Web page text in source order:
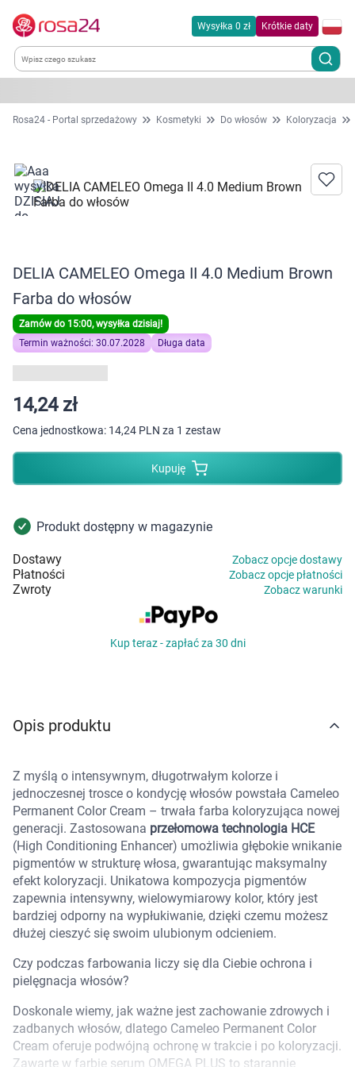
Korzystamy z plików cookies w celu
Wysyłka 0 zł Krótkie daty
Kategorie
Dla zwierząt
Zdrowie
Kobieta w ciąży i mama
Dziecko
Higiena
Kosmetyki
Mężczyzna
Zdrowy styl życia
Zabawki
Marki
Rosa24 - Portal sprzedażowy Kosmetyki Do włosów Koloryzacja
DELIA CAMELEO Omega II 4.0 Medium Brown
Farba do włosów
Zamów do 15:00, wysyłka dzisiaj!
Termin ważności: 30.07.2028
Długa data
14,24 zł
Cena jednostkowa: 14,24 PLN za 1 zestaw
Kupuję
Produkt dostępny w magazynie
Dostawy Zobacz opcje dostawy
Płatności Zobacz opcje płatności
Zwroty Zobacz warunki
Kup teraz - zapłać za 30 dni
Opis produktu
Z myślą o intensywnym, długotrwałym kolorze i
jednoczesnej trosce o kondycję włosów powstała Cameleo
Permanent Color Cream – trwała farba koloryzująca nowej
generacji. Zastosowana przełomowa technologia HCE
(High Conditioning Enhancer) umożliwia głębokie wnikanie
pigmentów w strukturę włosa, gwarantując maksymalny
efekt koloryzacji. Unikatowa kompozycja pigmentów
zapewnia intensywny, wielowymiarowy kolor, który jest
bardziej odporny na wypłukiwanie, dzięki czemu możesz
dłużej cieszyć się swoim ulubionym odcieniem.
Czy podczas farbowania liczy się dla Ciebie ochrona i
pielęgnacja włosów?
Doskonale wiemy, jak ważne jest zachowanie zdrowych i
zadbanych włosów, dlatego Cameleo Permanent Color
Cream oferuje podwójną ochronę w trakcie i po koloryzacji.
Zawarte w farbie serum OMEGA PLUS to starannie